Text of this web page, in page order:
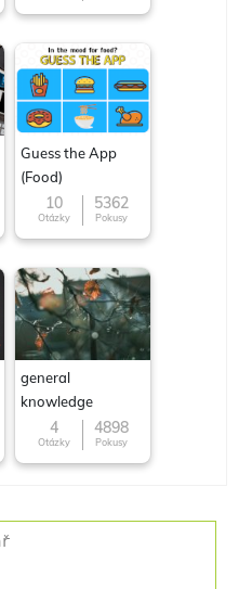
Guess the App
(Food)
10
Otázky
5362
Pokusy
general
knowledge
4
Otázky
4898
Pokusy